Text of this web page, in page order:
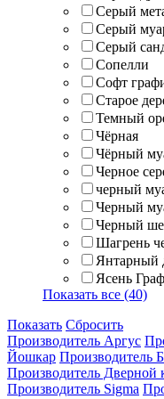
Серый
Серый
Серый
Сопелли
Софт
Старое
Темный
Чёрная
Чёрный
Черное
черный
Черный
Черный
Шагрень
Янтарный
Ясень
Показать все (40)
Показать Сбросить
Производитель Аргус
Йошкар Производитель
Производитель Дверной
Производитель Sigma